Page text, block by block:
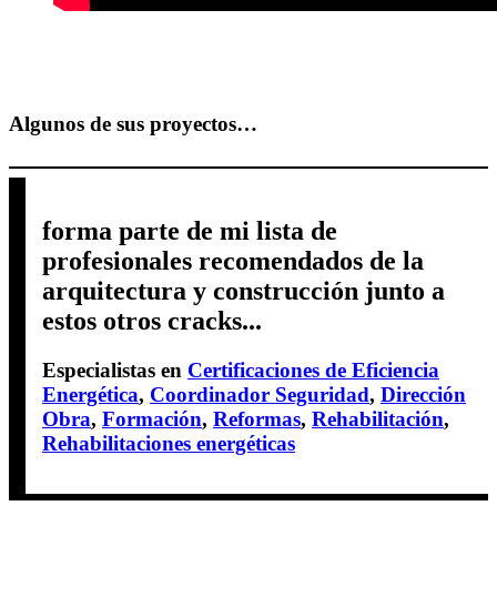
Algunos de sus proyectos…
forma parte de mi lista de
profesionales recomendados de la
arquitectura y construcción junto a
estos otros cracks...
Especialistas en Certificaciones de Eficiencia
Energética, Coordinador Seguridad, Dirección
Obra, Formación, Reformas, Rehabilitación,
Rehabilitaciones energéticas